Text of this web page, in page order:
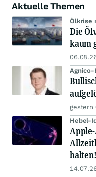
Aktuelle Themen
Ölkrise
Die
kaum
Agnico-
gestern
Hebel-
halten!